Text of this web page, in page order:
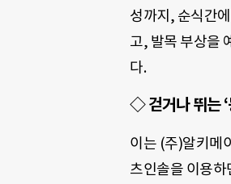
성까지, 순식간
고, 발목 부상을
다.
◇걷거나 뛰는
이는 (주)알키메
츠인솔을 이용